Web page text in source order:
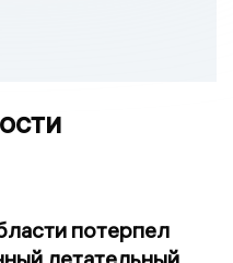
потерпел